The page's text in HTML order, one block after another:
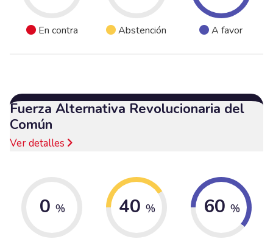
En contra Abstención A favor
Fuerza Alternativa Revolucionaria del
Común
Ver detalles
0 % 40 % 60 %